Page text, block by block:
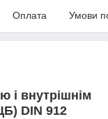
Оплата Умови
і внутрішнім
DIN 912